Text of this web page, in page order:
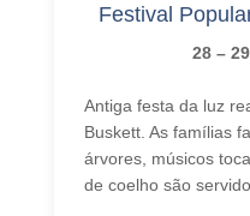
Festival
28 –
Antiga festa da luz
Buskett. As famílias
árvores, músicos
de coelho são